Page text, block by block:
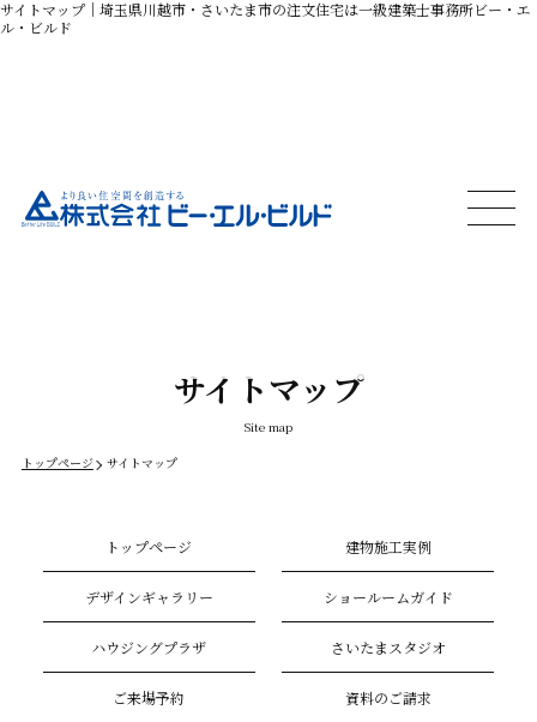
サイトマップ｜ 埼玉県川越市・さいたま市の注文住宅は一級建築士事務所ビー・エ
ル・ビルド
サイトマップ
Site map
トップページ
サイトマップ
トップページ 建物施工実例
デザインギャラリー ショールームガイド
ハウジングプラザ さいたまスタジオ
ご来場予約 資料のご請求